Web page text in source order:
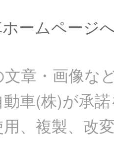
ームページ
章・画像な
車(株)が承
、複製、改